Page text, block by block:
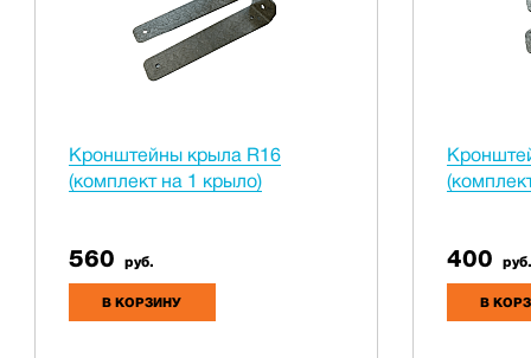
Кронштейны крыла R16
(комплект на 1 крыло)
560 руб.
В КОРЗИНУ
400 руб.
В